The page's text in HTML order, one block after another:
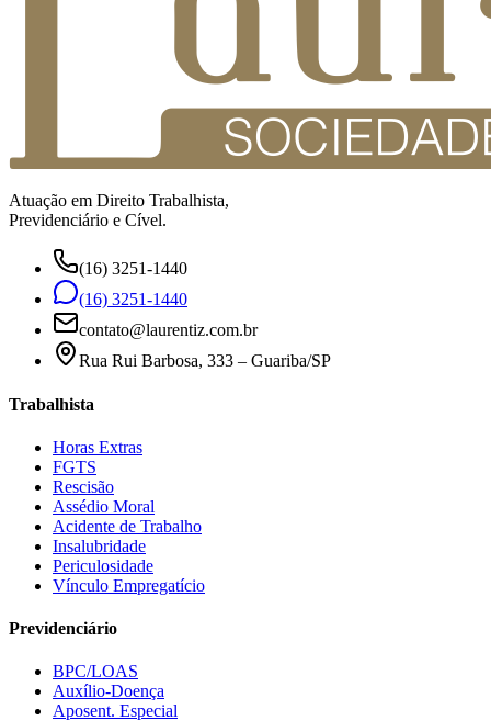
Atuação em Direito Trabalhista,
Previdenciário e Cível.
(16) 3251-1440
(16) 3251-1440
contato@laurentiz.com.br
Rua Rui Barbosa, 333 – Guariba/SP
Trabalhista
Horas Extras
FGTS
Rescisão
Assédio Moral
Acidente de Trabalho
Insalubridade
Periculosidade
Vínculo Empregatício
Previdenciário
BPC/LOAS
Auxílio-Doença
Aposent. Especial